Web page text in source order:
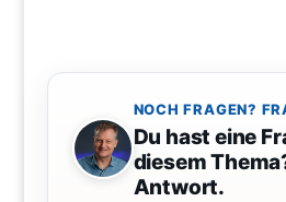
NOCH FRAGEN?
Du hast eine
diesem
Antwort.